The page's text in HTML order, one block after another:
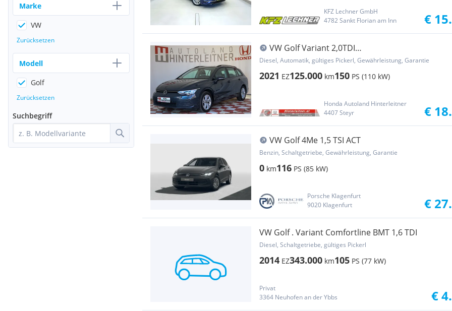
KFZ Lechner GmbH
4782 Sankt Florian am Inn
€
VW Golf Variant 2,0TDI
DSG/LED/NAVI/AHV/WINTERPAKET
Diesel, Automatik, gültiges Pickerl, Gewährleistung, Garantie
2021 EZ125.000 km150 PS (110 kW)
Honda Autoland Hinterleitner
4407 Steyr
€
VW Golf 4Me 1,5 TSI ACT
Benzin, Schaltgetriebe, Gewährleistung, Garantie
0 km116 PS (85 kW)
Porsche Klagenfurt
9020 Klagenfurt
€
VW Golf . Variant Comfortline BMT 1,6 TDI
Diesel, Schaltgetriebe, gültiges Pickerl
2014 EZ343.000 km105 PS (77 kW)
Privat
3364 Neuhofen an der Ybbs
€
Marke
VW
Zurücksetzen
Modell
Golf
Zurücksetzen
Suchbegriff